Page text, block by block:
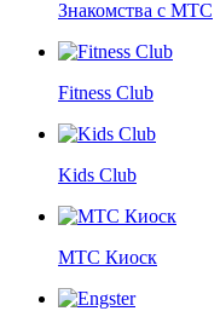
Знакомства с МТС
Fitness Club
Kids Club
МТС Киоск